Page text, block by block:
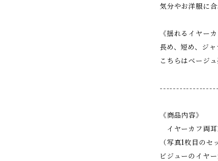
気分やお洋服に
《揺れるイヤー
長め、短め、ジ
こちらはベージ
《商品内容》
イヤーカフ両耳
（写真1枚目の
ビジューのイヤ